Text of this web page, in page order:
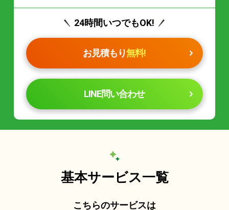
24時間いつでもOK!
お見積もり無料!
LINE問い合わせ
基本サービス一覧
こちらのサービスは